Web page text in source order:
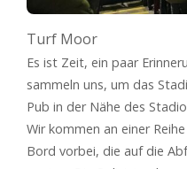
Turf Moor
Es ist Zeit, ein paar
sammeln uns, um das
Pub in der Nähe des
Wir kommen an einer
Bord vorbei, die auf die